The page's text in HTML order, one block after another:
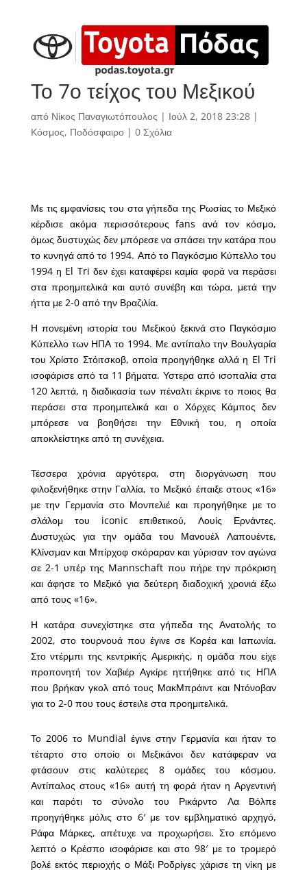
Το 7ο τείχος του Μεξικού
από Νίκος Παναγιωτόπουλος | Ιούλ 2, 2018 23:28|
Κόσμος, Ποδόσφαιρο| 0 Σχόλια
Με τις εμφανίσεις του στα γήπεδα της Ρωσίας το Μεξικό
κέρδισε ακόμα περισσότερους fans ανά τον κόσμο,
όμως δυστυχώς δεν μπόρεσε να σπάσει την κατάρα που
το κυνηγά από το 1994. Από το Παγκόσμιο Κύπελλο του
1994 η El Tri δεν έχει καταφέρει καμία φορά να περάσει
στα προημιτελικά και αυτό συνέβη και τώρα, μετά την
ήττα με 2-0 από την Βραζιλία.
Η πονεμένη ιστορία του Μεξικού ξεκινά στο Παγκόσμιο
Κύπελλο των ΗΠΑ το 1994. Με αντίπαλο την Βουλγαρία
του Χρίστο Στόιτσκοβ, οποία προηγήθηκε αλλά η El Tri
ισοφάρισε από τα 11 βήματα. Υστερα από ισοπαλία στα
120 λεπτά, η διαδικασία των πέναλτι έκρινε το ποιος θα
περάσει στα προημιτελικά και ο Χόρχες Κάμπος δεν
μπόρεσε να βοηθήσει την Εθνική του, η οποία
αποκλείστηκε από τη συνέχεια.
Τέσσερα χρόνια αργότερα, στη διοργάνωση που
φιλοξενήθηκε στην Γαλλία, το Μεξικό έπαιξε στους «16»
με την Γερμανία στο Μονπελιέ και προηγήθηκε με το
σλάλομ του iconic επιθετικού, Λουίς Ερνάντες.
Δυστυχώς για την ομάδα του Μανουέλ Λαπουέντε,
Κλίνσμαν και Μπίρχοφ σκόραραν και γύρισαν τον αγώνα
σε 2-1 υπέρ της Mannschaft που πήρε την πρόκριση
και άφησε το Μεξικό για δεύτερη διαδοχική χρονιά έξω
από τους «16».
Η κατάρα συνεχίστηκε στα γήπεδα της Ανατολής το
2002, στο τουρνουά που έγινε σε Κορέα και Ιαπωνία.
Στο ντέρμπι της κεντρικής Αμερικής, η ομάδα που είχε
προπονητή τον Χαβιέρ Αγκίρε ηττήθηκε από τις ΗΠΑ
που βρήκαν γκολ από τους ΜακΜπράιντ και Ντόνοβαν
για το 2-0 που τους έστειλε στα προημιτελικά.
Το 2006 το Mundial έγινε στην Γερμανία και ήταν το
τέταρτο στο οποίο οι Μεξικάνοι δεν κατάφεραν να
φτάσουν στις καλύτερες 8 ομάδες του κόσμου.
Αντίπαλος στους «16» αυτή τη φορά ήταν η Αργεντινή
και παρότι το σύνολο του Ρικάρντο Λα Βόλπε
προηγήθηκε μόλις στο 6′ με τον εμβληματικό αρχηγό,
Ράφα Μάρκες, απέτυχε να προχωρήσει. Στο επόμενο
λεπτό ο Κρέσπο ισοφάρισε και στο 98′ με το τρομερό
βολέ εκτός περιοχής ο Μάξι Ροδρίγες χάρισε τη νίκη με